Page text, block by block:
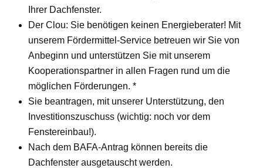
Ihrer Dachfenster.
Der Clou: Sie benötigen keinen Energieberater! Mit
unserem Fördermittel-Service betreuen wir Sie von
Anbeginn und unterstützen Sie mit unserem
Kooperationspartner in allen Fragen rund um die
möglichen Förderungen. *
Sie beantragen, mit unserer Unterstützung, den
Investitionszuschuss (wichtig: noch vor dem
Fenstereinbau!).
Nach dem BAFA-Antrag können bereits die
Dachfenster ausgetauscht werden.